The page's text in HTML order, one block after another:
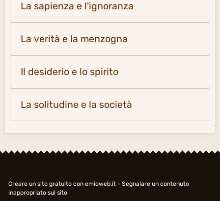
La sapienza e l'ignoranza
La verità e la menzogna
Il desiderio e lo spirito
La solitudine e la società
Creare un sito gratuito con emioweb.it - Segnalare un contenuto
inappropriato sul sito